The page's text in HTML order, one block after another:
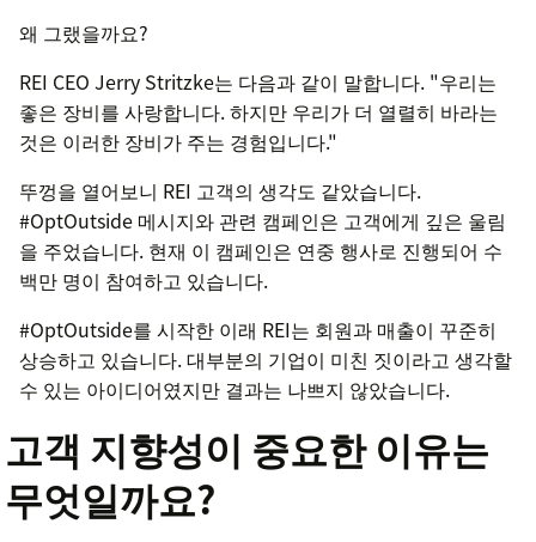
왜 그랬을까요?
REI CEO Jerry Stritzke는 다음과 같이 말합니다. "우리는
좋은 장비를 사랑합니다. 하지만 우리가 더 열렬히 바라는
것은 이러한 장비가 주는 경험입니다."
뚜껑을 열어보니 REI 고객의 생각도 같았습니다.
#OptOutside 메시지와 관련 캠페인은 고객에게 깊은 울림
을 주었습니다. 현재 이 캠페인은 연중 행사로 진행되어 수
백만 명이 참여하고 있습니다.
#OptOutside를 시작한 이래 REI는 회원과 매출이 꾸준히
상승하고 있습니다. 대부분의 기업이 미친 짓이라고 생각할
수 있는 아이디어였지만 결과는 나쁘지 않았습니다.
고객 지향성이 중요한 이유는
무엇일까요?